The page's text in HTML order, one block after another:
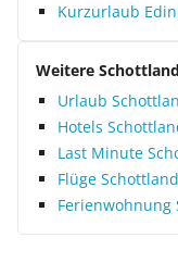
Kurzurlaub
Weitere
Urlaub
Hotels
Last Minute
Flüge Schottland
Ferienwohnung